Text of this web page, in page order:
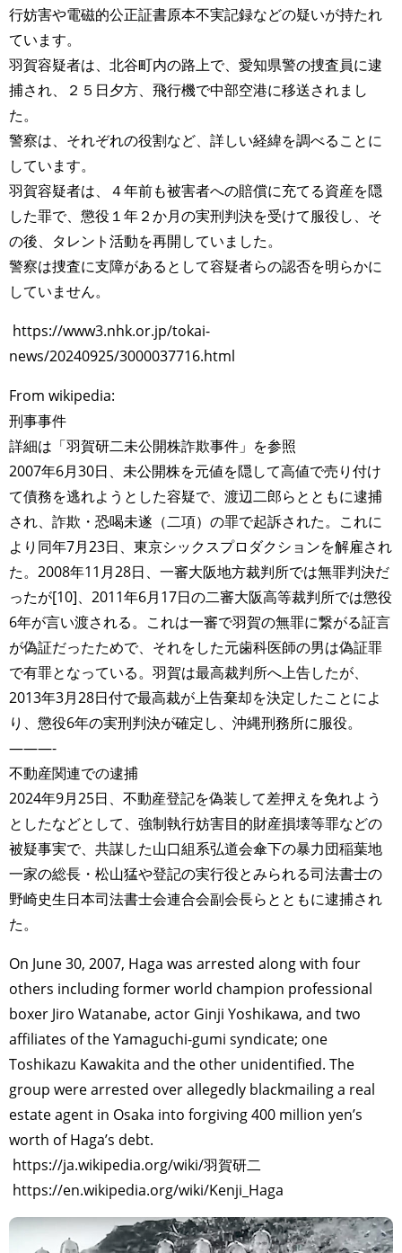
行妨害や電磁的公正証書原本不実記録などの疑いが持たれ
ています。
羽賀容疑者は、北谷町内の路上で、愛知県警の捜査員に逮
捕され、２５日夕方、飛行機で中部空港に移送されまし
た。
警察は、それぞれの役割など、詳しい経緯を調べることに
しています。
羽賀容疑者は、４年前も被害者への賠償に充てる資産を隠
した罪で、懲役１年２か月の実刑判決を受けて服役し、そ
の後、タレント活動を再開していました。
警察は捜査に支障があるとして容疑者らの認否を明らかに
していません。
https://www3.nhk.or.jp/tokai-
news/20240925/3000037716.html
From wikipedia:
刑事事件
詳細は「羽賀研二未公開株詐欺事件」を参照
2007年6月30日、未公開株を元値を隠して高値で売り付け
て債務を逃れようとした容疑で、渡辺二郎らとともに逮捕
され、詐欺・恐喝未遂（二項）の罪で起訴された。これに
より同年7月23日、東京シックスプロダクションを解雇され
た。2008年11月28日、一審大阪地方裁判所では無罪判決だ
ったが[10]、2011年6月17日の二審大阪高等裁判所では懲役
6年が言い渡される。これは一審で羽賀の無罪に繋がる証言
が偽証だったためで、それをした元歯科医師の男は偽証罪
で有罪となっている。羽賀は最高裁判所へ上告したが、
2013年3月28日付で最高裁が上告棄却を決定したことによ
り、懲役6年の実刑判決が確定し、沖縄刑務所に服役。
———-
不動産関連での逮捕
2024年9月25日、不動産登記を偽装して差押えを免れよう
としたなどとして、強制執行妨害目的財産損壊等罪などの
被疑事実で、共謀した山口組系弘道会傘下の暴力団稲葉地
一家の総長・松山猛や登記の実行役とみられる司法書士の
野崎史生日本司法書士会連合会副会長らとともに逮捕され
た。
On June 30, 2007, Haga was arrested along with four
others including former world champion professional
boxer Jiro Watanabe, actor Ginji Yoshikawa, and two
affiliates of the Yamaguchi-gumi syndicate; one
Toshikazu Kawakita and the other unidentified. The
group were arrested over allegedly blackmailing a real
estate agent in Osaka into forgiving 400 million yen’s
worth of Haga’s debt.
https://ja.wikipedia.org/wiki/羽賀研二
https://en.wikipedia.org/wiki/Kenji_Haga